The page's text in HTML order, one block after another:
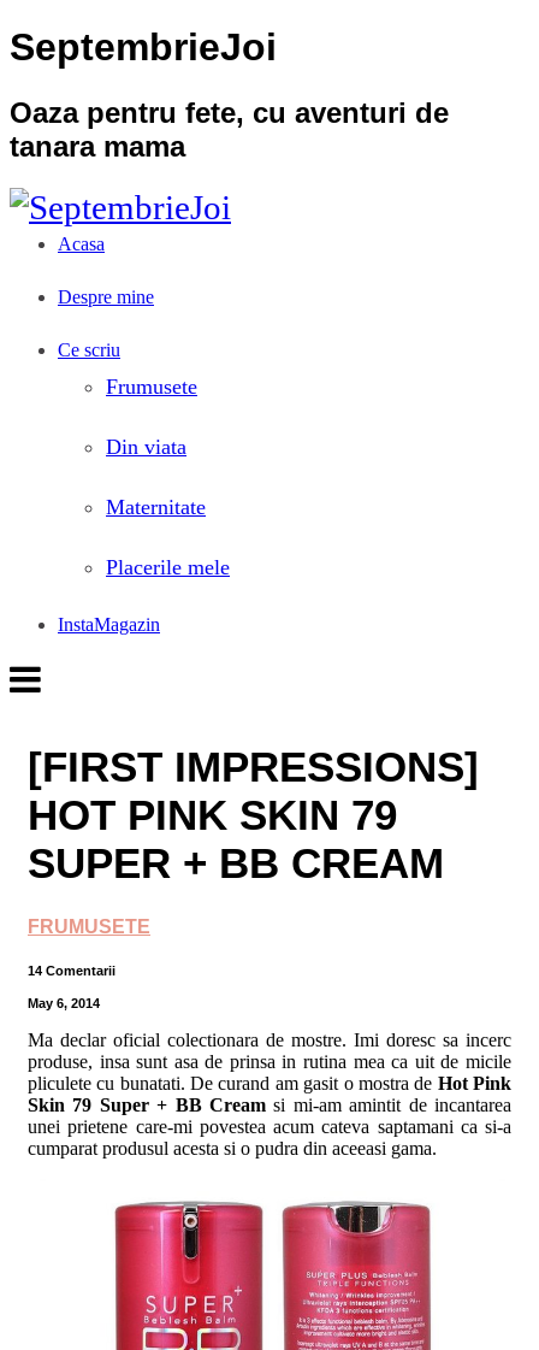
SeptembrieJoi
Oaza pentru fete, cu aventuri de
tanara mama
Acasa
Despre mine
Ce scriu
Frumusete
Din viata
Maternitate
Placerile mele
InstaMagazin
[FIRST IMPRESSIONS]
HOT PINK SKIN 79
SUPER + BB CREAM
FRUMUSETE
14 Comentarii
May 6, 2014
Ma declar oficial colectionara de mostre. Imi doresc sa incerc
produse, insa sunt asa de prinsa in rutina mea ca uit de micile
pliculete cu bunatati. De curand am gasit o mostra de Hot Pink
Skin 79 Super + BB Cream si mi-am amintit de incantarea
unei prietene care-mi povestea acum cateva saptamani ca si-a
cumparat produsul acesta si o pudra din aceeasi gama.